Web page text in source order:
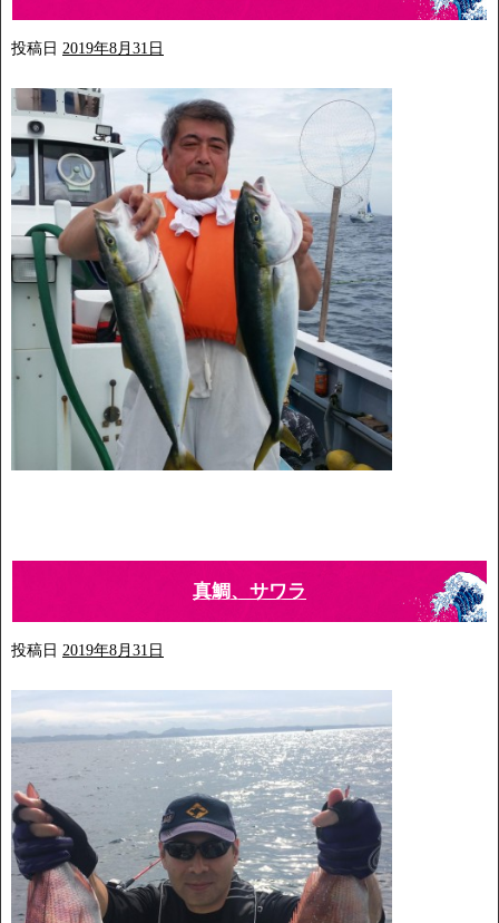
投稿日 2019年8月31日
真鯛、サワラ
投稿日 2019年8月31日